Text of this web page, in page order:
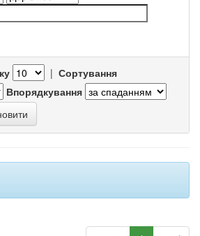
| Сортування
Впорядкування